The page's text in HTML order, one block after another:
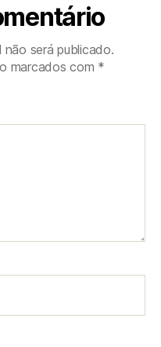
será publicado.
marcados com *